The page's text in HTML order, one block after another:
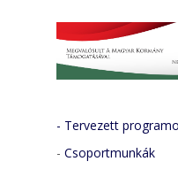
- Tervezett
- Csoportmunkák